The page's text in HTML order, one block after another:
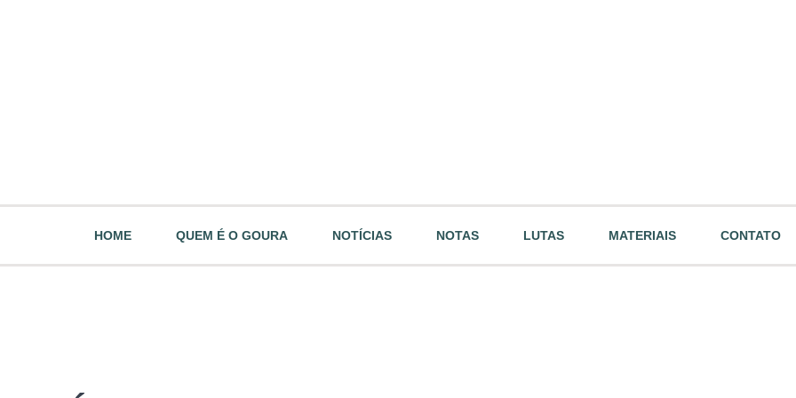
HOME QUEM É O GOURA NOTÍCIAS NOTAS LUTAS MATERIAIS CONTATO